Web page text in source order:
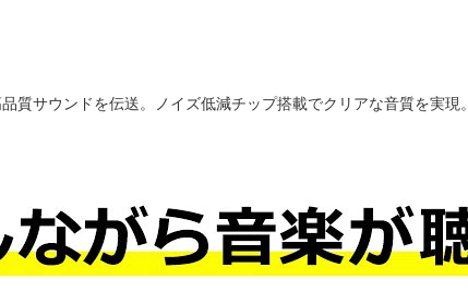
質サウンドを伝送。ノイズ低減チップ搭載でクリアな音質を実現。